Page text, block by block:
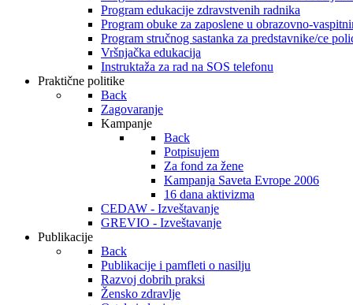
Program edukacije zdravstvenih radnika
Program obuke za zaposlene u obrazovno-
Program stručnog sastanka za predstavnike/ce
Vršnjačka edukacija
Instruktaža za rad na SOS telefonu
Praktične politike
Back
Zagovaranje
Kampanje
Back
Potpisujem
Za fond za žene
Kampanja Saveta Evrope 2006
16 dana aktivizma
CEDAW - Izveštavanje
GREVIO - Izveštavanje
Publikacije
Back
Publikacije i pamfleti o nasilju
Razvoj dobrih praksi
Žensko zdravlje